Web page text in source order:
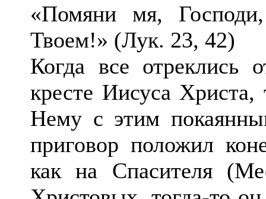
«Помяни мя,
Твоем!» (Лук. 23, 42)
Когда все отреклись
кресте Иисуса Христа,
Нему с этим
приговор положил
как на Спасителя